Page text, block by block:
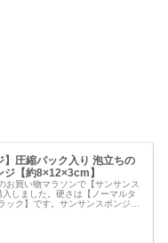
】圧縮パック入り 泡立ちの
ジ【約8×12×3cm】
お買い物マラソンで【サンサンス
しました。硬さは【ノーマルタ
ック】です。サンサンスポンジ4